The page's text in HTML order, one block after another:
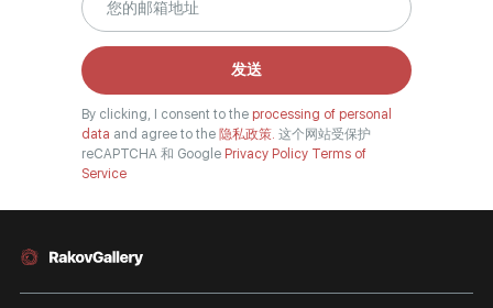
发送
By clicking, I consent to the processing of personal
data and agree to the 隐私政策. 这个网站受保护
reCAPTCHA 和 Google Privacy Policy Terms of
Service